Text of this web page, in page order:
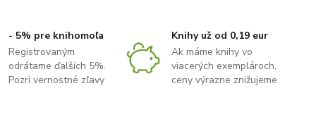
- 5% pre knihomoľa
Registrovaným
odrátame ďalších 5%.
Pozri vernostné zľavy
Knihy už od 0,19 eur
Ak máme knihy vo
viacerých exemplároch,
ceny výrazne znižujeme